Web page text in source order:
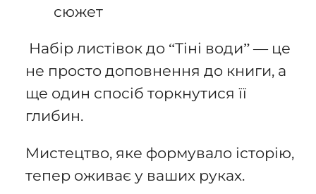
сюжет
Набір листівок до “Тіні води” — це
не просто доповнення до книги, а
ще один спосіб торкнутися її
глибин.
Мистецтво, яке формувало історію,
тепер оживає у ваших руках.